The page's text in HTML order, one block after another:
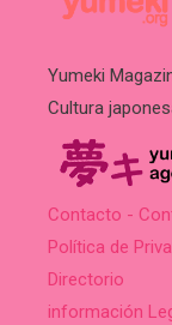
Yumeki
Cultura
Contacto -
Política de
Directorio
información